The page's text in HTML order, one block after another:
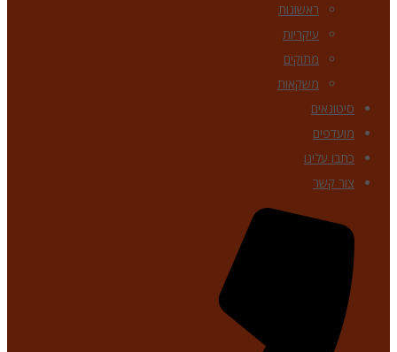
ראשונות
עיקריות
מתוקים
משקאות
סיטונאים
מועדפים
כתבו עלינו
צור קשר